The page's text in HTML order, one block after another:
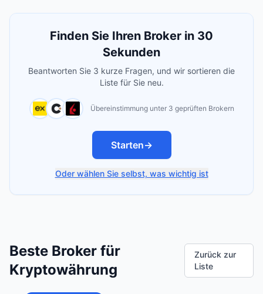
Finden Sie Ihren Broker in 30
Sekunden
Beantworten Sie 3 kurze Fragen, und wir sortieren die
Liste für Sie neu.
Übereinstimmung unter 3 geprüften Brokern
Starten→
Oder wählen Sie selbst, was wichtig ist
Beste Broker für
Kryptowährung
Zurück zur
Liste